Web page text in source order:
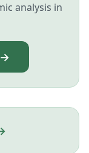
analysis in